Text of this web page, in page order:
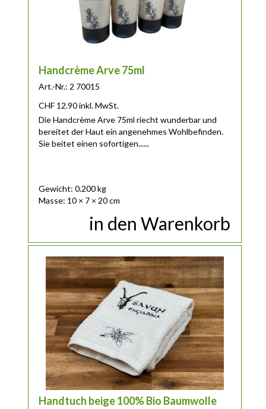
Handcrème Arve 75ml
Art.-Nr.: 2 70015
CHF 12.90 inkl. MwSt.
Die Handcrème Arve 75ml riecht wunderbar und
bereitet der Haut ein angenehmes Wohlbefinden.
Sie beitet einen sofortigen......
Gewicht: 0.200 kg
Masse: 10 × 7 × 20 cm
in den Warenkorb
Handtuch beige 100% Bio Baumwolle